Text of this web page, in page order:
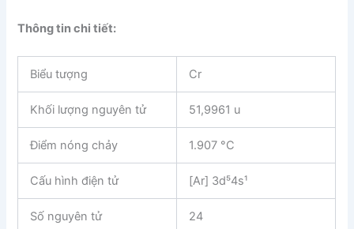
Thông tin chi tiết:
Biểu tượng Cr
Khối lượng nguyên tử 51,9961 u
Điểm nóng chảy 1.907 °C
Cấu hình điện tử [Ar] 3d⁵4s¹
Số nguyên tử 24